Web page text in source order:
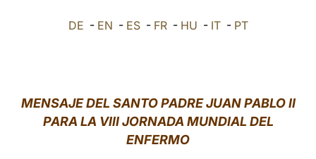
العربيّة DE - EN - ES- FR- HU - IT- PT
MENSAJE DEL SANTO PADRE JUAN PABLO II
PARA LA VIII JORNADA MUNDIAL DEL
ENFERMO